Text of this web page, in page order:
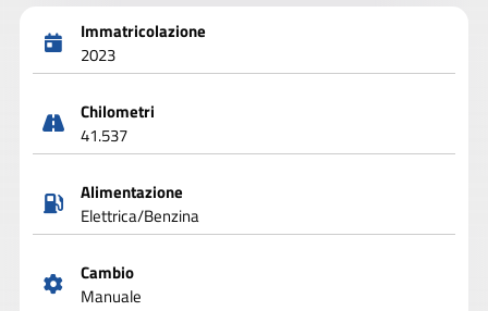
Immatricolazione
2023
Chilometri
41.537
Alimentazione
Elettrica/Benzina
Cambio
Manuale